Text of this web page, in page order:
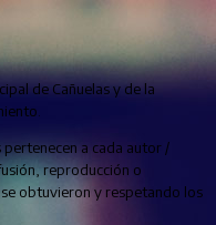
de Cañuelas y de la
a cada autor /
reproducción o
obtuvieron y respetando los